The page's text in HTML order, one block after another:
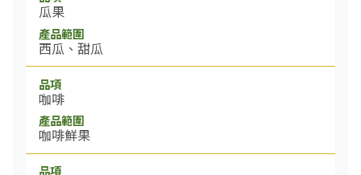
瓜果
西瓜、甜瓜
咖啡
咖啡鮮果